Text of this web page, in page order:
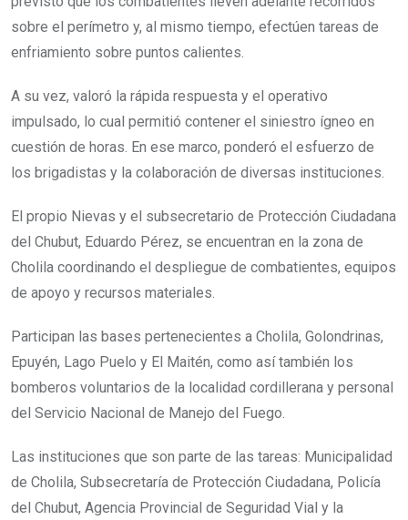
sobre el perímetro y, al mismo tiempo, efectúen tareas de
enfriamiento sobre puntos calientes.
A su vez, valoró la rápida respuesta y el operativo
impulsado, lo cual permitió contener el siniestro ígneo en
cuestión de horas. En ese marco, ponderó el esfuerzo de
los brigadistas y la colaboración de diversas instituciones.
El propio Nievas y el subsecretario de Protección Ciudadana
del Chubut, Eduardo Pérez, se encuentran en la zona de
Cholila coordinando el despliegue de combatientes, equipos
de apoyo y recursos materiales.
Participan las bases pertenecientes a Cholila, Golondrinas,
Epuyén, Lago Puelo y El Maitén, como así también los
bomberos voluntarios de la localidad cordillerana y personal
del Servicio Nacional de Manejo del Fuego.
Las instituciones que son parte de las tareas: Municipalidad
de Cholila, Subsecretaría de Protección Ciudadana, Policía
del Chubut, Agencia Provincial de Seguridad Vial y la